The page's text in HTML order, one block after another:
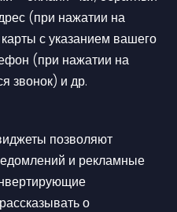
(при нажатии на
с указанием вашего
(при нажатии на
звонок) и др.
позволяют
и рекламные
о